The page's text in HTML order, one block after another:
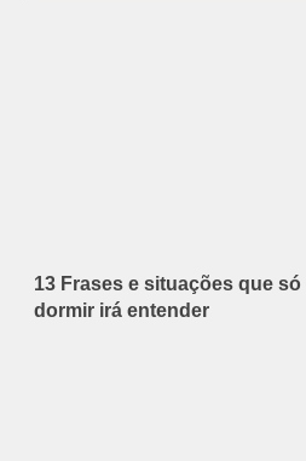
13 Frases e situações que
dormir irá entender